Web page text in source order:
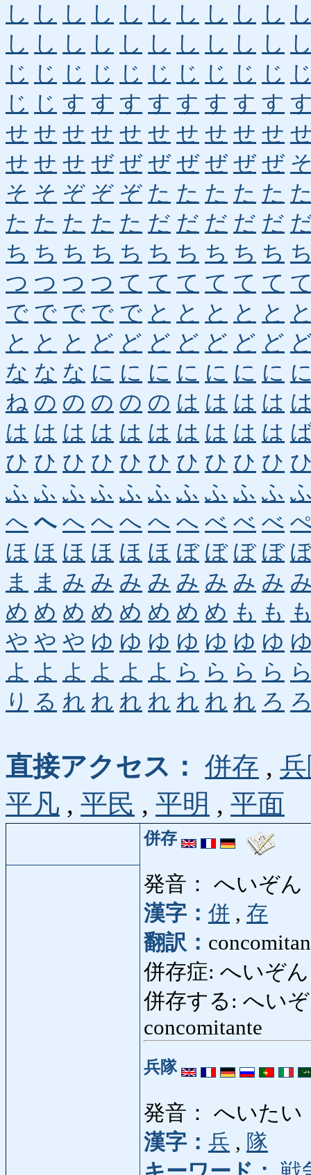
し し し し し し し し し し
し し し し し し し し し し
じ じ じ じ じ じ じ じ じ じ
じ じ す す す す す す す す
せ せ せ せ せ せ せ せ せ せ
せ せ せ ぜ ぜ ぜ ぜ ぜ ぜ ぜ
そ そ ぞ ぞ ぞ た た た た た
た た た た た だ だ だ だ だ
ち ち ち ち ち ち ち ち ち ち
つ つ つ つ て て て て て て
で で で で で と と と と と
と と と ど ど ど ど ど ど ど
な な な に に に に に に に
ね の の の の の は は は は
は は は は は は は は は は
ひ ひ ひ ひ ひ ひ ひ ひ ひ ひ
ふ ふ ふ ふ ふ ふ ふ ふ ふ ふ
へ へ へ へ へ へ へ べ べ べ
ほ ほ ほ ほ ほ ほ ぼ ぼ ぼ ぼ
ま
ま み み み み み み み み
め め め め め め め め も も
や や や ゆ ゆ ゆ ゆ ゆ ゆ ゆ
よ よ よ よ よ よ ら ら ら ら
り る れ れ れ れ れ れ れ ろ
直接アクセス： 併存 ,
平凡 , 平民 , 平明 , 平面
併存
発音： へいぞん
漢字： 併 , 存
翻訳：
併存症: へいぞ
併存する: へいぞ
concomitante
兵隊
発音： へいたい
漢字： 兵 , 隊